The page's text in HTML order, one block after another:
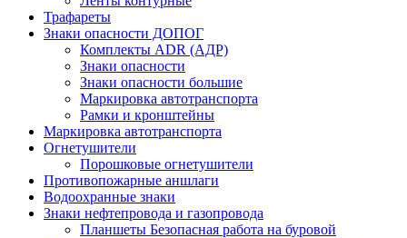
Трафареты
Знаки опасности ДОПОГ
Комплекты ADR (АДР)
Знаки опасности
Знаки опасности большие
Маркировка автотранспорта
Рамки и кронштейны
Маркировка автотранспорта
Огнетушители
Порошковые огнетушители
Противопожарные аншлаги
Водоохранные знаки
Знаки нефтепровода и газопровода
Планшеты Безопасная работа на буровой